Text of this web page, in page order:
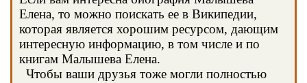
Елена, то можно поискать ее в Википедии,
которая является хорошим ресурсом, дающим
интересную информацию, в том числе и по
книгам Малышева Елена.
Чтобы ваши друзья тоже могли полностью